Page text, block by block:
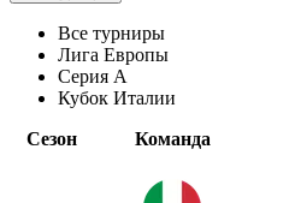
Все турниры
Лига Европы
Серия А
Кубок Италии
Сезон
Команда